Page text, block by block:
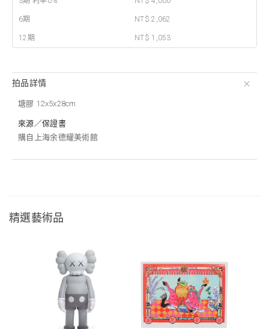
6期 NT$ 2,062
12期 NT$ 1,053
拍品詳情
塘膠 12x5x28cm
來源／保證書
購自上海余德耀美術館
精選藝術品